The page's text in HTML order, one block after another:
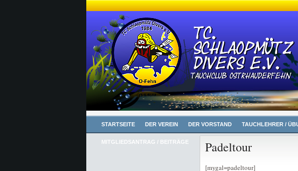
STARTSEITE DER VEREIN DER VORSTAND TAUCHLEHRER /
MITGLIEDSANTRAG / BEITRÄGE Padeltour
[mygal=padeltour]